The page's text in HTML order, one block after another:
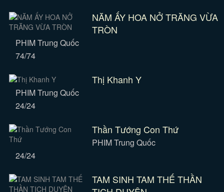
NĂM ẤY HOA NỞ TRĂNG VỪA
TRÒN
PHIM Trung Quốc
74/74
Thị Khanh Y
PHIM Trung Quốc
24/24
Thần Tướng Con Thứ
PHIM Trung Quốc
24/24
TAM SINH TAM THẾ THẦN